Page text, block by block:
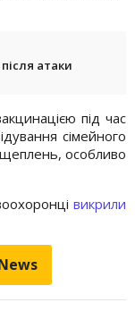
атаки
під час
сімейного
особливо
викрили